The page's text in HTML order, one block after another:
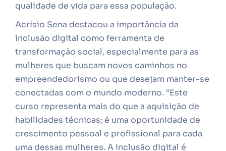
qualidade de vida para essa população.
Acrísio Sena destacou a importância da
inclusão digital como ferramenta de
transformação social, especialmente para as
mulheres que buscam novos caminhos no
empreendedorismo ou que desejam manter-se
conectadas com o mundo moderno. “Este
curso representa mais do que a aquisição de
habilidades técnicas; é uma oportunidade de
crescimento pessoal e profissional para cada
uma dessas mulheres. A inclusão digital é